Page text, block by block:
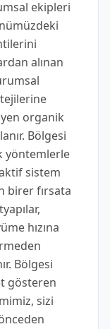
ekipleri
alınan
organik
Bölgesi
yöntemlerle
sistem
birer fırsata
hızına
Bölgesi
gösteren
sizi